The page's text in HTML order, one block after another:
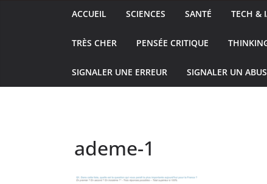
ACCUEIL SCIENCES SANTÉ TECH &
TRÈS CHER PENSÉE CRITIQUE
SIGNALER UNE ERREUR SIGNALER UN ABUS
ademe-1